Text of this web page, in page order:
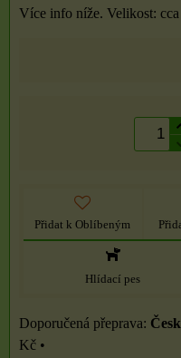
Více info níže. Velikost:
Přidat k Oblíbeným
Hlídací pes
Kč •